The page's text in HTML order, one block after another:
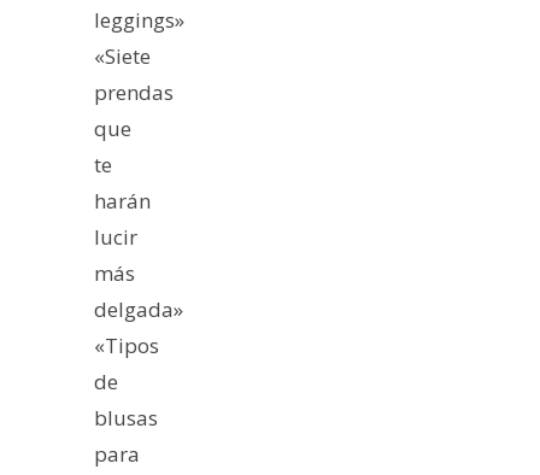
leggings»
«Siete
prendas
que
te
harán
lucir
más
delgada»
«Tipos
de
blusas
para